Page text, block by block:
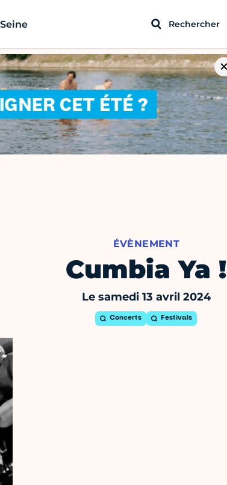
Rechercher
ÉVÈNEMENT
Cumbia Ya !
Le samedi 13 avril 2024
Concerts Festivals